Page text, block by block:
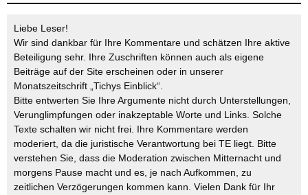
Liebe Leser!
Wir sind dankbar für Ihre Kommentare und schätzen Ihre aktive
Beteiligung sehr. Ihre Zuschriften können auch als eigene
Beiträge auf der Site erscheinen oder in unserer
Monatszeitschrift „Tichys Einblick“.
Bitte entwerten Sie Ihre Argumente nicht durch Unterstellungen,
Verunglimpfungen oder inakzeptable Worte und Links. Solche
Texte schalten wir nicht frei. Ihre Kommentare werden
moderiert, da die juristische Verantwortung bei TE liegt. Bitte
verstehen Sie, dass die Moderation zwischen Mitternacht und
morgens Pause macht und es, je nach Aufkommen, zu
zeitlichen Verzögerungen kommen kann. Vielen Dank für Ihr